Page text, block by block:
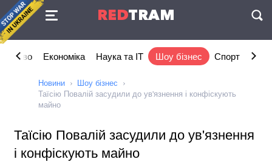
REDTRAM
Угода
Економіка Наука та IT Шоу бізнес Спорт
Новини
Шоу бізнес
Таїсію Повалій засудили до ув'язнення і конфіскують
майно
Таїсію Повалій засудили до ув'язнення
і конфіскують майно